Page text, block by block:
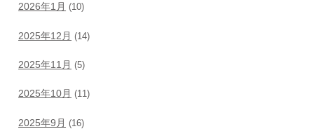
2026年1月 (10)
2025年12月 (14)
2025年11月 (5)
2025年10月 (11)
2025年9月 (16)